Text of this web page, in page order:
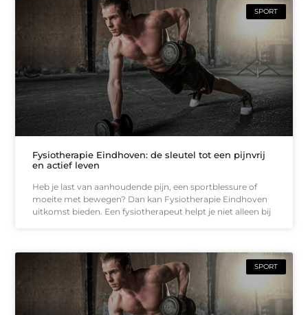
SPORT
Fysiotherapie Eindhoven: de sleutel tot een pijnvrij
en actief leven
Heb je last van aanhoudende pijn, een sportblessure of
moeite met bewegen? Dan kan Fysiotherapie Eindhoven
uitkomst bieden. Een fysiotherapeut helpt je niet alleen bij
SPORT